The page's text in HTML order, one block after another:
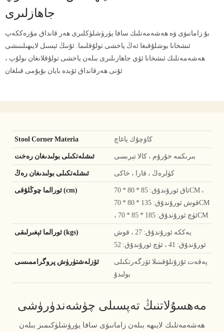
جاھازلىرى
بۇ زامانىۋى ۋە ھەشەمەتلىك سافا يۈرۈشلۈكلىرى ھەر قانداق مۇرەككەپ
ئىشخانا بوشلۇقىغا ئەڭ ياخشى تولۇقلىما. ئۇنىڭ ئېسىل لايىھىلىنىشى
ھەشەمەتلىك ئىشخانا ئۆي جاھازىلىرى بىلەن ياخشى تولۇقلانغان بولۇپ ،
ئۇنى ھەرقانداق ئۆيدە بايان بۇيۇمى قىلغان
Stool Corner Materia كاۋچۇك ياغاچ
بىرىكمە خۇرۇم ، كالا تېرىسى
ئىشلەتكىلى بولىدىغان رەڭ كۈلرەڭ ، قارا ، خاكى
ئورالما چوڭلۇقى (cm)
تاق ئورۇندۇق: 85 * 80 * 70CM ،
قوش ئورۇندۇق: 135 * 80 * 70CM
، ئۈچ ئورۇندۇق: 185 * 85 * 70CM
ئورالما ئېغىرلىقى (kgs)
يەككە ئورۇندۇق: 27 ، قوش
ئورۇندۇق: 41 ، ئۈچ ئورۇندۇق: 52
ئۆزلەشتۈرۈش پروگراممىسى
پەقەت ئۇزۇنلۇقىنىلا ئۆزگەرتكىلى
بولىدۇ
مەھسۇلاتنىڭ تەپسىلى چۈشەندۈرۈشى
ھەشەمەتلىك لايىھە بىلەن زامانىۋى سافا يۈرۈشلۈكىمىز بىلەن